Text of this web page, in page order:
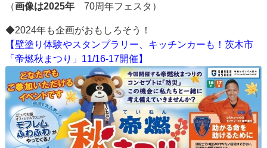
（画像は2025年 70周年フェスタ）
◆2024年も企画がおもしろそう！
【壁塗り体験やスタンプラリー、キッチンカーも！茨木市
「帝燃秋まつり」11/16-17開催】